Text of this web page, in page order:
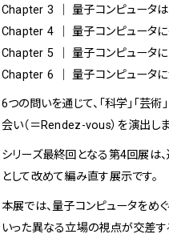
Chapter 3 ｜ 量子コンピュータは
Chapter 4 ｜ 量子コンピュータ
Chapter 5 ｜ 量子コンピュータ
Chapter 6 ｜ 量子コンピュータに
6つの問いを通じて、「科学」「芸
会い（＝Rendez-vous）を演出しま
シリーズ最終回となる第4回展は
として改めて編み直す展示です。
本展では、量子コンピュータをめ
いった異なる立場の視点が交差す